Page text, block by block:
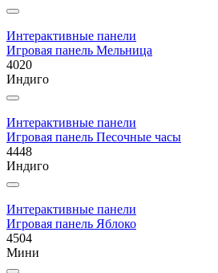
Интерактивные панели
Игровая панель Мельница
4020
Индиго
Интерактивные панели
Игровая панель Песочные часы
4448
Индиго
Интерактивные панели
Игровая панель Яблоко
4504
Мини